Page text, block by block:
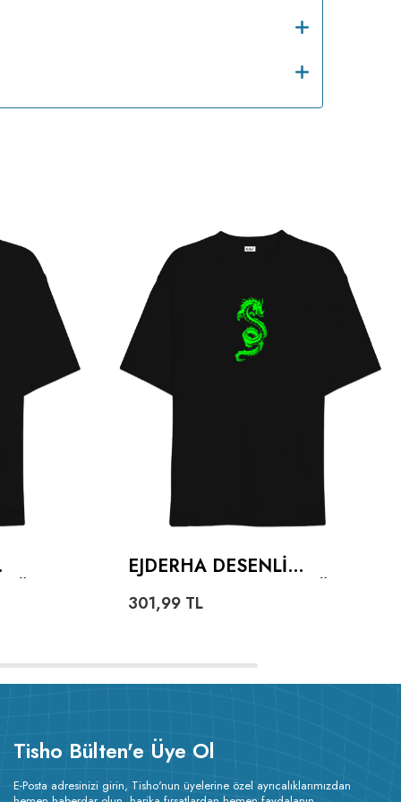
EJDERHA DESENLI
301,99 TL
Tisho Bülten'e Üye Ol
E-Posta adresinizi girin, Tisho'nun üyelerine özel ayrıcalıklarımızdan